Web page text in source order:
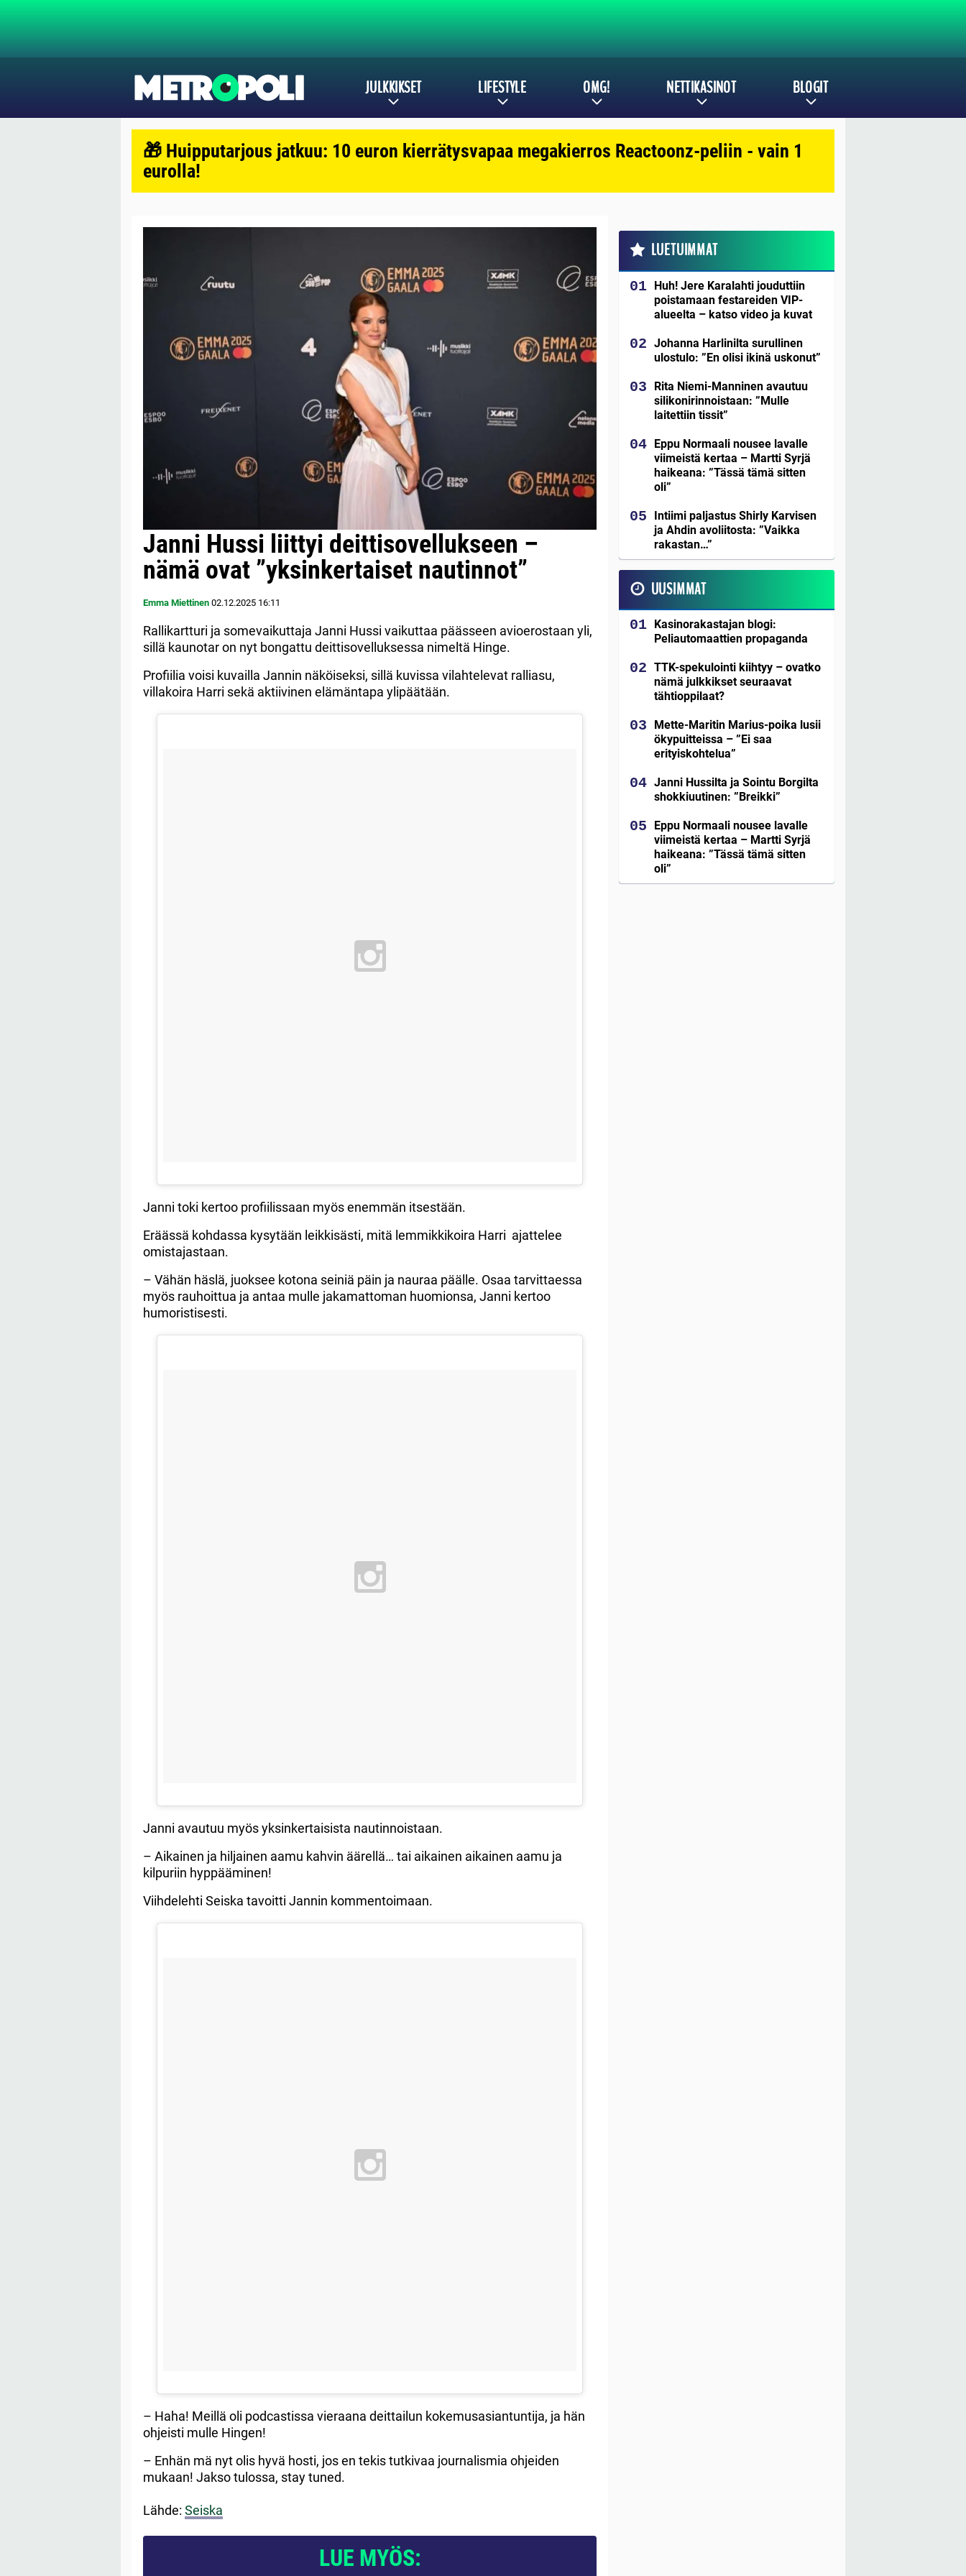
JULKKIKSET LIFESTYLE OMG! NETTIKASINOT BLOGIT
🎁 Huipputarjous jatkuu: 10 euron kierrätysvapaa megakierros Reactoonz-peliin - vain 1
eurolla!
Janni Hussi liittyi deittisovellukseen –
nämä ovat ”yksinkertaiset nautinnot”
Emma Miettinen 02.12.2025 16:11
Rallikartturi ja somevaikuttaja Janni Hussi vaikuttaa päässeen avioerostaan yli,
sillä kaunotar on nyt bongattu deittisovelluksessa nimeltä Hinge.
Profiilia voisi kuvailla Jannin näköiseksi, sillä kuvissa vilahtelevat ralliasu,
villakoira Harri sekä aktiivinen elämäntapa ylipäätään.
Janni toki kertoo profiilissaan myös enemmän itsestään.
Eräässä kohdassa kysytään leikkisästi, mitä lemmikkikoira Harri ajattelee
omistajastaan.
– Vähän häslä, juoksee kotona seiniä päin ja nauraa päälle. Osaa tarvittaessa
myös rauhoittua ja antaa mulle jakamattoman huomionsa, Janni kertoo
humoristisesti.
Janni avautuu myös yksinkertaisista nautinnoistaan.
– Aikainen ja hiljainen aamu kahvin äärellä… tai aikainen aikainen aamu ja
kilpuriin hyppääminen!
Viihdelehti Seiska tavoitti Jannin kommentoimaan.
– Haha! Meillä oli podcastissa vieraana deittailun kokemusasiantuntija, ja hän
ohjeisti mulle Hingen!
– Enhän mä nyt olis hyvä hosti, jos en tekis tutkivaa journalismia ohjeiden
mukaan! Jakso tulossa, stay tuned.
Lähde: Seiska
LUE MYÖS:
LUETUIMMAT
Huh! Jere Karalahti jouduttiin
poistamaan festareiden VIP-
alueelta – katso video ja kuvat
Johanna Harlinilta surullinen
ulostulo: ”En olisi ikinä uskonut”
Rita Niemi-Manninen avautuu
silikonirinnoistaan: ”Mulle
laitettiin tissit”
Eppu Normaali nousee lavalle
viimeistä kertaa – Martti Syrjä
haikeana: ”Tässä tämä sitten
oli”
Intiimi paljastus Shirly Karvisen
ja Ahdin avoliitosta: ”Vaikka
rakastan…”
UUSIMMAT
Kasinorakastajan blogi:
Peliautomaattien propaganda
TTK-spekulointi kiihtyy – ovatko
nämä julkkikset seuraavat
tähtioppilaat?
Mette-Maritin Marius-poika lusii
ökypuitteissa – ”Ei saa
erityiskohtelua”
Janni Hussilta ja Sointu Borgilta
shokkiuutinen: ”Breikki”
Eppu Normaali nousee lavalle
viimeistä kertaa – Martti Syrjä
haikeana: ”Tässä tämä sitten
oli”